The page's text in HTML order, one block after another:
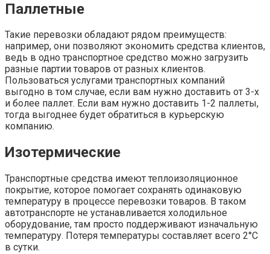
Паллетные
Такие перевозки обладают рядом преимуществ:
например, они позволяют экономить средства клиентов,
ведь в одно транспортное средство можно загрузить
разные партии товаров от разных клиентов.
Пользоваться услугами транспортных компаний
выгодно в том случае, если вам нужно доставить от 3-х
и более паллет. Если вам нужно доставить 1-2 паллеты,
тогда выгоднее будет обратиться в курьерскую
компанию.
Изотермические
Транспортные средства имеют теплоизоляционное
покрытие, которое помогает сохранять одинаковую
температуру в процессе перевозки товаров. В таком
автотранспорте не устанавливается холодильное
оборудование, там просто поддерживают изначальную
температуру. Потеря температуры составляет всего 2°С
в сутки.